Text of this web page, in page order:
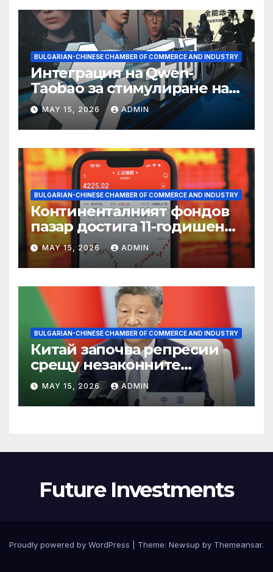
BULGARIAN-CHINESE CHAMBER OF COMMERCE AND INDUSTRY
Интеграция на Qwen-
Taobao за стимулиране на
пазаруването 618
MAY 15, 2026 ADMIN
BULGARIAN-CHINESE CHAMBER OF COMMERCE AND INDUSTRY
Континенталният фондов
пазар достига 11-годишен
връх
MAY 15, 2026 ADMIN
BULGARIAN-CHINESE CHAMBER OF COMMERCE AND INDUSTRY
Китай започва репресии
срещу незаконните
практики в сектора на TCM
MAY 15, 2026 ADMIN
Future Investments
Proudly powered by WordPress Theme: Newsup by Themeansar.